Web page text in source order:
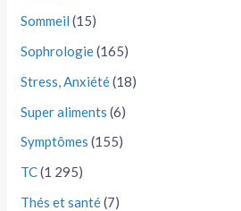
Sommeil (15)
Sophrologie(165)
Stress, Anxiété(18)
Super aliments (6)
Symptômes (155)
TC(1 295)
Thés et santé(7)